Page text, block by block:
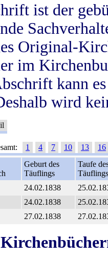
ist der
Original-
im
kann
wird
1 4 7 10 13
16
Geburt des
Täuflings
Taufe
Täuflings
24.02.1838
24.02.1838
27.02.1838